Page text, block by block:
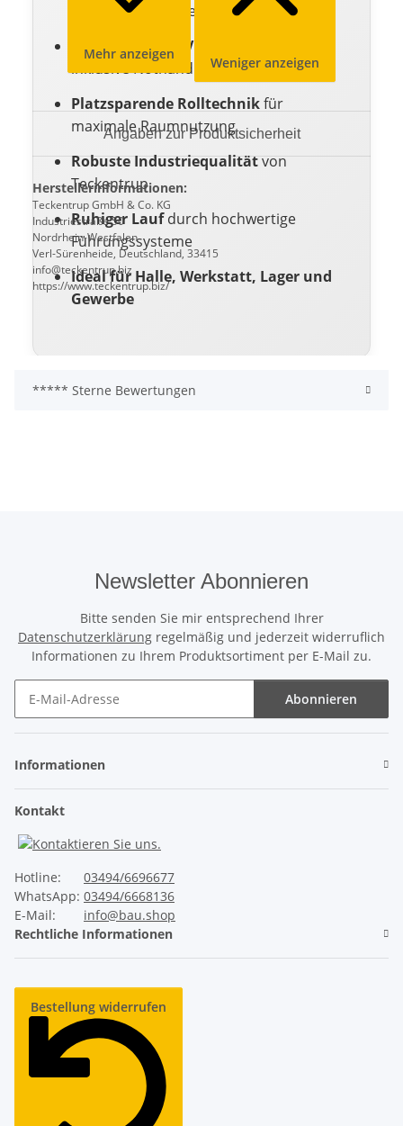
reduzierte Energieverluste
Elektrischer 400V Aufsteckantrieb
inklusive Nothandkurbel
Platzsparende Rolltechnikfür
maximale Raumnutzung
Robuste Industriequalitätvon
Teckentrup
Ruhiger Laufdurch hochwertige
Führungssysteme
Ideal für Halle, Werkstatt, Lager und
Gewerbe
lauteren Laufgeräuschen und steigenden
Betriebskosten.
Das ThermoTeck setzt bewusst auf professionelle
Industriequalität: mehr Dämmleistung, mehr
Laufruhe, mehr Sicherheit und eine deutlich
höhere Wertbeständigkeit.
Der direkte Vergleich
Wärmedämmung
Normale Billig-Rolltore
Ausgeschäumte Profile
Unser ThermoTeck
Normale Billig-Rolltore
Mehr anzeigen
Weniger anzeigen
Angaben zur Produktsicherheit
Herstellerinformationen:
Teckentrup GmbH & Co. KG
Industriestraße 50
Nordrhein-Westfalen
Verl-Sürenheide, Deutschland, 33415
info@teckentrup.biz
https://www.teckentrup.biz/
***** Sterne Bewertungen
Newsletter Abonnieren
Bitte senden Sie mir entsprechend Ihrer
Datenschutzerklärung regelmäßig und jederzeit widerruflich
Informationen zu Ihrem Produktsortiment per E-Mail zu.
Abonnieren
Informationen
Kontakt
Hotline:
03494/6696677
WhatsApp: 03494/6668136
E-Mail:
info@bau.shop
Rechtliche Informationen
Bestellung widerrufen